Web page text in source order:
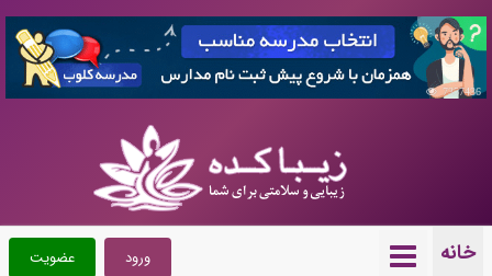
7357436
خانه عضویت ورود